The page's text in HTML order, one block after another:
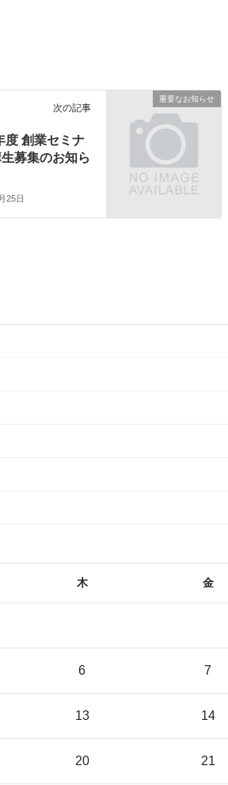
重要なお知らせ
次の記事
度 創業セミナ
募集のお知ら
25日
木 金
6 7
13 14
20 21